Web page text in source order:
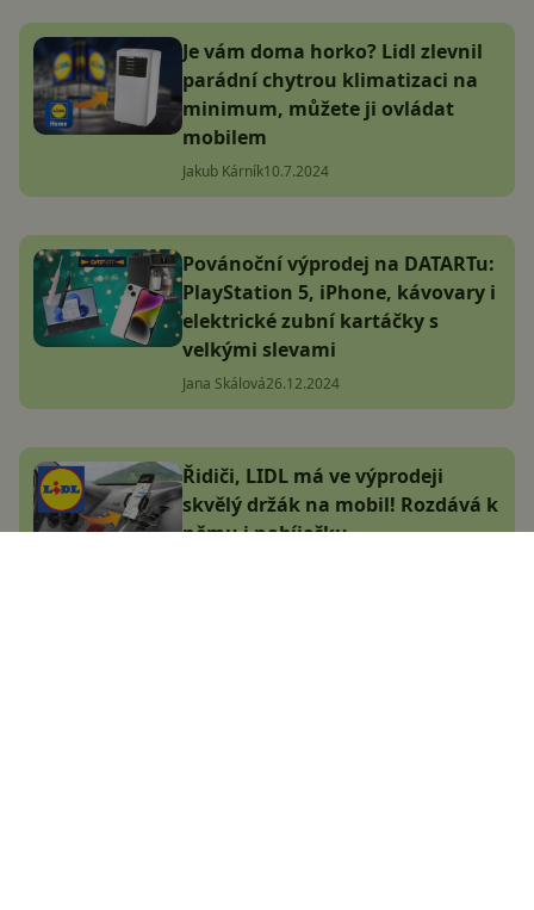
Je vám doma horko? Lidl zlevnil
parádní chytrou klimatizaci na
minimum, můžete ji ovládat
mobilem
Jakub Kárník10.7.2024
Povánoční výprodej na DATARTu:
PlayStation 5, iPhone, kávovary i
elektrické zubní kartáčky s
velkými slevami
Jana Skálová26.12.2024
Řidiči, LIDL má ve výprodeji
skvělý držák na mobil! Rozdává k
němu i nabíječku